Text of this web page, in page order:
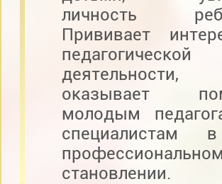
личность
Прививает
педагогической
деятельности,
оказывает
молодым
специалистам
профессиональном
становлении.